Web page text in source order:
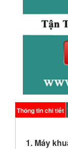
Thông tin chi tiết
1. Máy